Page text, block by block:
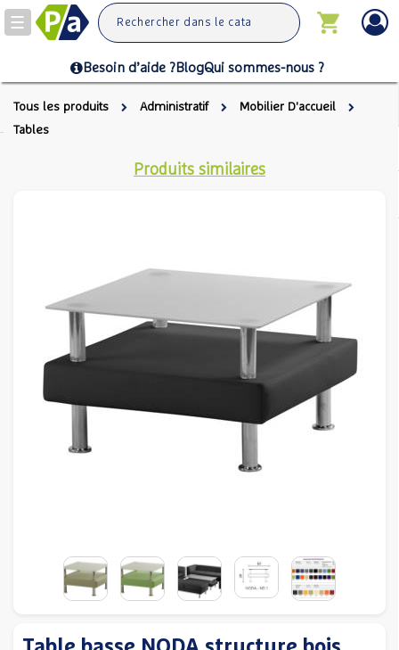
Toggle
navigation
Besoin d’aide ?BlogQui sommes-nous ?
Tous les produits Administratif
Mobilier D'accueil
Tables
Produits similaires